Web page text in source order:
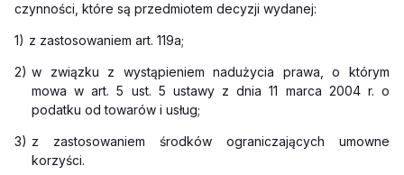
czynności, które są przedmiotem decyzji wydanej:
1) z zastosowaniem art. 119a;
2) w związku z wystąpieniem nadużycia prawa, o którym
mowa w art. 5 ust. 5 ustawy z dnia 11 marca 2004 r. o
podatku od towarów i usług;
3) z zastosowaniem środków ograniczających umowne
korzyści.